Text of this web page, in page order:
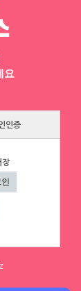
요
인증
장